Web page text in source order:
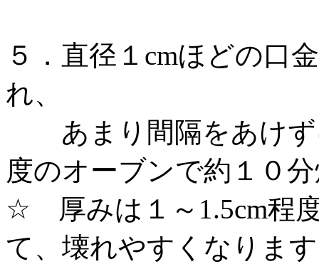
５．直径１cmほどの口
れ、
あまり間隔をあけず
度のオーブンで約１０
☆ 厚みは１～1.5cm程
て、壊れやすくなりま